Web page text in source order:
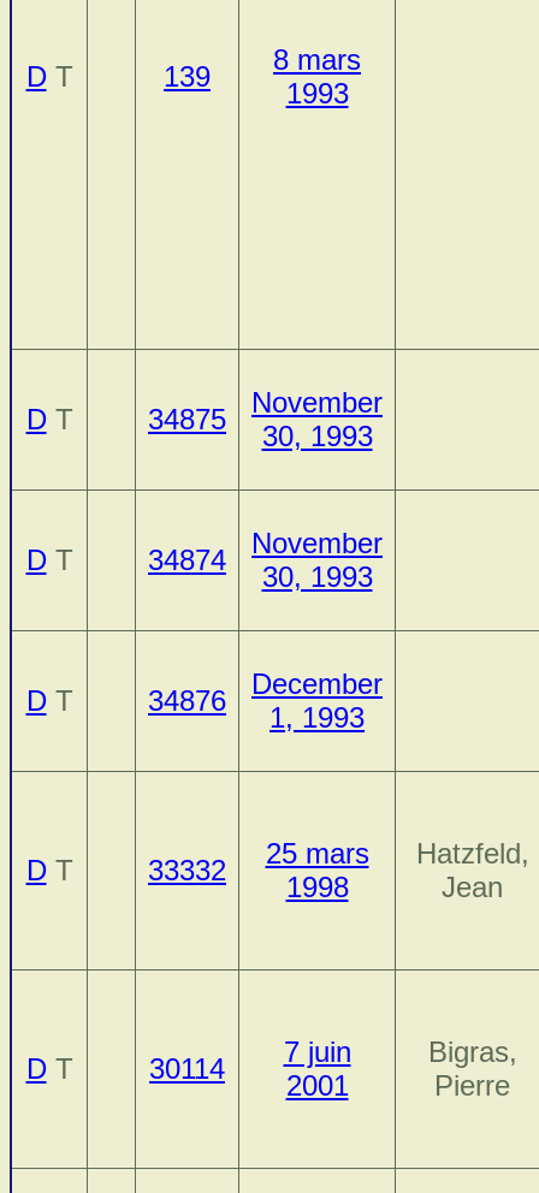
DT 139
8 mars
1993
DT 34875
November
30, 1993
DT 34874
November
30, 1993
DT 34876
December
1, 1993
DT 33332
25 mars
1998
Hatzfeld,
Jean
DT 30114
7 juin
2001
Bigras,
Pierre